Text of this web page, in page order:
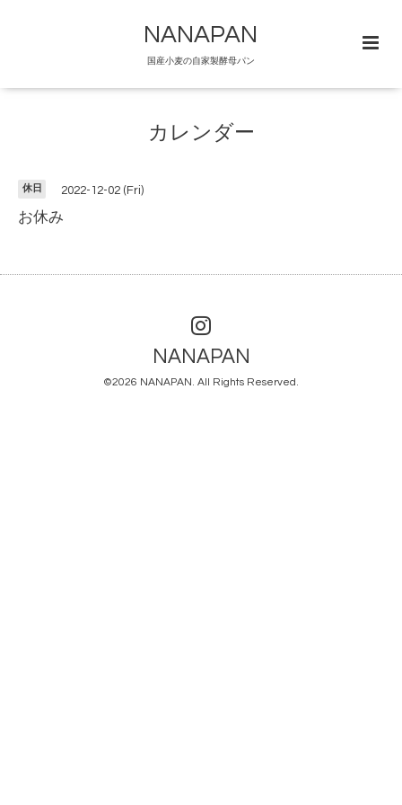
NANAPAN
国産小麦の自家製酵母パン
カレンダー
休日 2022-12-02 (Fri)
お休み
NANAPAN
©2026 NANAPAN. All Rights Reserved.